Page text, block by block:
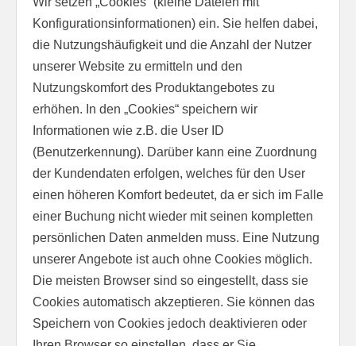
Konfigurationsinformationen) ein. Sie helfen dabei,
die Nutzungshäufigkeit und die Anzahl der Nutzer
unserer Website zu ermitteln und den
Nutzungskomfort des Produktangebotes zu
erhöhen. In den „Cookies“ speichern wir
Informationen wie z.B. die User ID
(Benutzerkennung). Darüber kann eine Zuordnung
der Kundendaten erfolgen, welches für den User
einen höheren Komfort bedeutet, da er sich im Falle
einer Buchung nicht wieder mit seinen kompletten
persönlichen Daten anmelden muss. Eine Nutzung
unserer Angebote ist auch ohne Cookies möglich.
Die meisten Browser sind so eingestellt, dass sie
Cookies automatisch akzeptieren. Sie können das
Speichern von Cookies jedoch deaktivieren oder